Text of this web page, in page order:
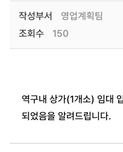
작성부서
영업계획팀
조회수
150
역구내 상가(1개소) 임대
되었음을 알려드립니다.